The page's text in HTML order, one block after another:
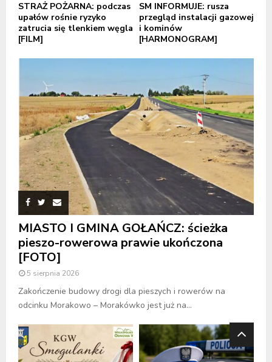
STRAŻ POŻARNA: podczas
upałów rośnie ryzyko
zatrucia się tlenkiem węgla
[FILM]
SM INFORMUJE: rusza
przegląd instalacji gazowej
i kominów
[HARMONOGRAM]
MIASTO I GMINA GOŁAŃCZ: ścieżka
pieszo-rowerowa prawie ukończona
[FOTO]
5 sierpnia 2026
Zakończenie budowy drogi dla pieszych i rowerów na
odcinku Morakowo – Morakówko jest już na...